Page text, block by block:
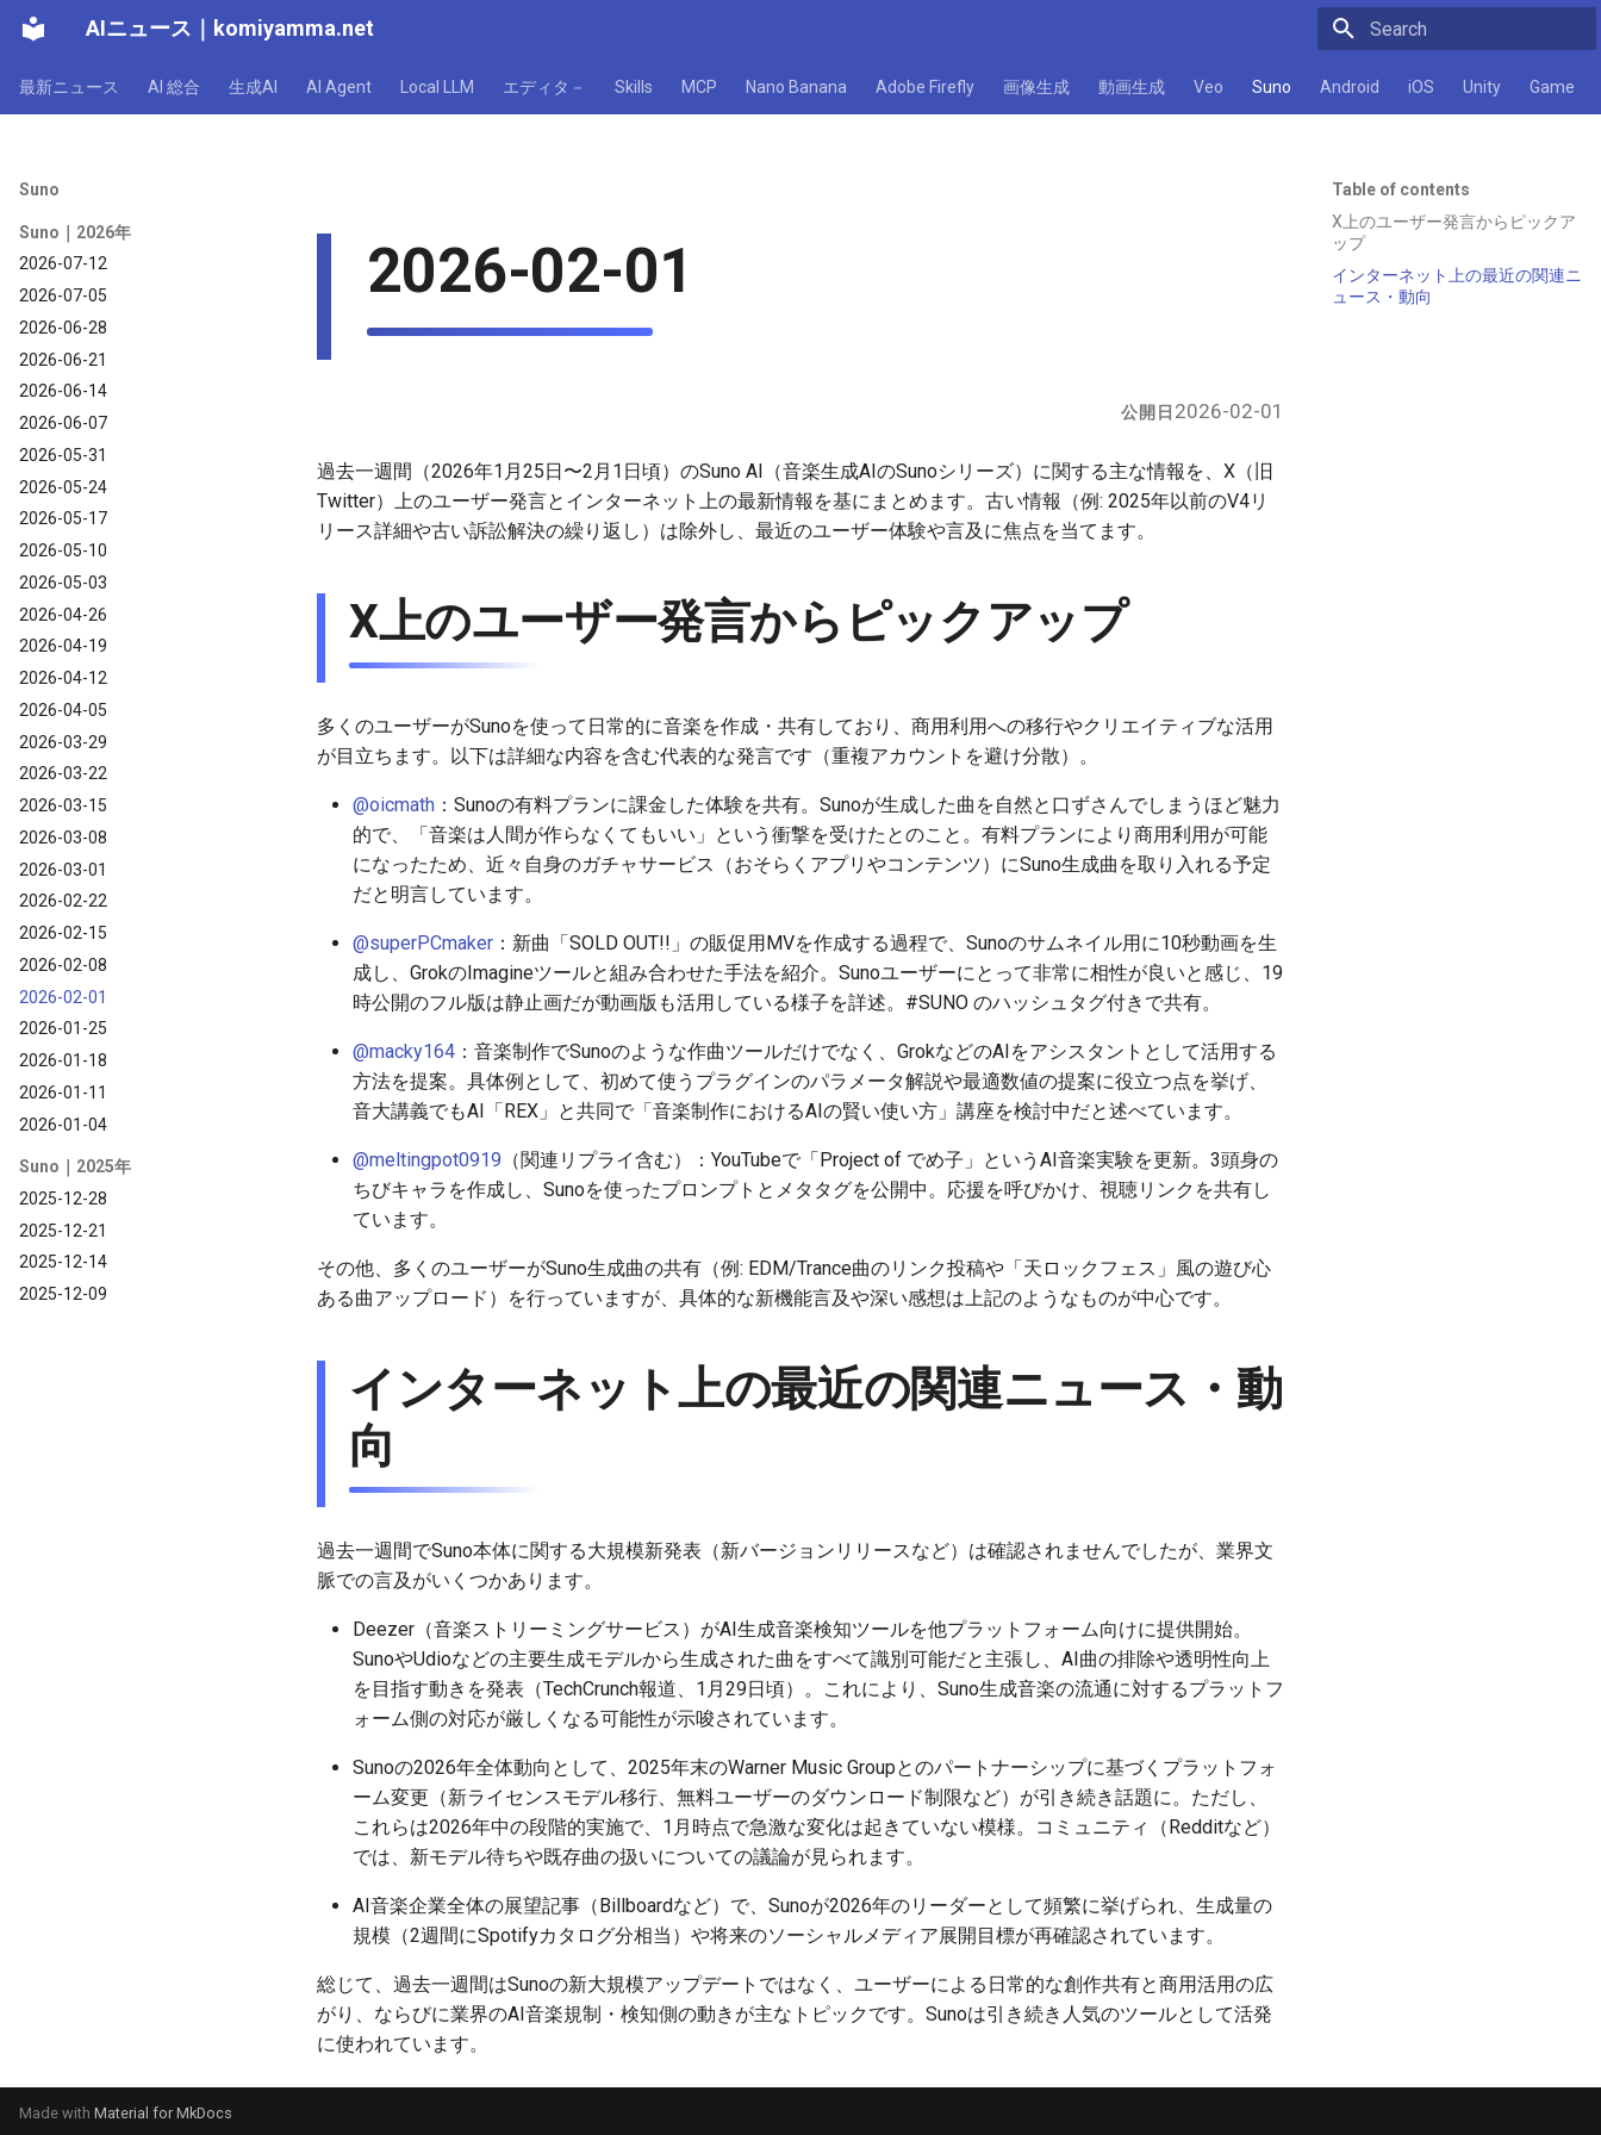
AIニュース komiyamma.net
最新ニュース AI 総合 生成AI AI Agent Local LLM エディタ－ Skills MCP Nano Banana Adobe Firefly 画像生成 動画生成 Veo Suno Android iOS Unity Game
Suno
Suno｜2026年
2026-07-12
2026-07-05
2026-06-28
2026-06-21
2026-06-14
2026-06-07
2026-05-31
2026-05-24
2026-05-17
2026-05-10
2026-05-03
2026-04-26
2026-04-19
2026-04-12
2026-04-05
2026-03-29
2026-03-22
2026-03-15
2026-03-08
2026-03-01
2026-02-22
2026-02-15
2026-02-08
2026-02-01
2026-01-25
2026-01-18
2026-01-11
2026-01-04
Suno｜2025年
2025-12-28
2025-12-21
2025-12-14
2025-12-09
Table of contents
X上のユーザー発言からピックア
ップ
インターネット上の最近の関連ニ
ュース・動向
2026-02-01
公開日 2026-02-01
過去一週間（2026年1月25日〜2月1日頃）のSuno AI（音楽生成AIのSunoシリーズ）に関する主な情報を、X（旧
Twitter）上のユーザー発言とインターネット上の最新情報を基にまとめます。古い情報（例: 2025年以前のV4リ
リース詳細や古い訴訟解決の繰り返し）は除外し、最近のユーザー体験や言及に焦点を当てます。
X上のユーザー発言からピックアップ
多くのユーザーがSunoを使って日常的に音楽を作成・共有しており、商用利用への移行やクリエイティブな活用
が目立ちます。以下は詳細な内容を含む代表的な発言です（重複アカウントを避け分散）。
@oicmath ：Sunoの有料プランに課金した体験を共有。Sunoが生成した曲を自然と口ずさんでしまうほど魅力
的で、「音楽は人間が作らなくてもいい」という衝撃を受けたとのこと。有料プランにより商用利用が可能
になったため、近々自身のガチャサービス（おそらくアプリやコンテンツ）にSuno生成曲を取り入れる予定
だと明言しています。
@superPCmaker ：新曲「SOLD OUT!!」の販促用MVを作成する過程で、Sunoのサムネイル用に10秒動画を生
成し、GrokのImagineツールと組み合わせた手法を紹介。Sunoユーザーにとって非常に相性が良いと感じ、19
時公開のフル版は静止画だが動画版も活用している様子を詳述。#SUNO のハッシュタグ付きで共有。
@macky164 ：音楽制作でSunoのような作曲ツールだけでなく、GrokなどのAIをアシスタントとして活用する
方法を提案。具体例として、初めて使うプラグインのパラメータ解説や最適数値の提案に役立つ点を挙げ、
音大講義でもAI「REX」と共同で「音楽制作におけるAIの賢い使い方」講座を検討中だと述べています。
@meltingpot0919 （関連リプライ含む）：YouTubeで「Project of でめ子」というAI音楽実験を更新。3頭身の
ちびキャラを作成し、Sunoを使ったプロンプトとメタタグを公開中。応援を呼びかけ、視聴リンクを共有し
ています。
その他、多くのユーザーがSuno生成曲の共有（例: EDM/Trance曲のリンク投稿や「天ロックフェス」風の遊び心
ある曲アップロード）を行っていますが、具体的な新機能言及や深い感想は上記のようなものが中心です。
インターネット上の最近の関連ニュース・動
向
過去一週間でSuno本体に関する大規模新発表（新バージョンリリースなど）は確認されませんでしたが、業界文
脈での言及がいくつかあります。
Deezer（音楽ストリーミングサービス）がAI生成音楽検知ツールを他プラットフォーム向けに提供開始。
SunoやUdioなどの主要生成モデルから生成された曲をすべて識別可能だと主張し、AI曲の排除や透明性向上
を目指す動きを発表（TechCrunch報道、1月29日頃）。これにより、Suno生成音楽の流通に対するプラットフ
ォーム側の対応が厳しくなる可能性が示唆されています。
Sunoの2026年全体動向として、2025年末のWarner Music Groupとのパートナーシップに基づくプラットフォ
ーム変更（新ライセンスモデル移行、無料ユーザーのダウンロード制限など）が引き続き話題に。ただし、
これらは2026年中の段階的実施で、1月時点で急激な変化は起きていない模様。コミュニティ（Redditなど）
では、新モデル待ちや既存曲の扱いについての議論が見られます。
AI音楽企業全体の展望記事（Billboardなど）で、Sunoが2026年のリーダーとして頻繁に挙げられ、生成量の
規模（2週間にSpotifyカタログ分相当）や将来のソーシャルメディア展開目標が再確認されています。
総じて、過去一週間はSunoの新大規模アップデートではなく、ユーザーによる日常的な創作共有と商用活用の広
がり、ならびに業界のAI音楽規制・検知側の動きが主なトピックです。Sunoは引き続き人気のツールとして活発
に使われています。
Made with Material for MkDocs